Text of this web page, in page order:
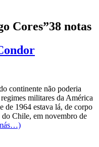
Cores”38 notas
continente não poderia
militares da América
de 1964 estava lá, de corpo
do Chile, em novembro de